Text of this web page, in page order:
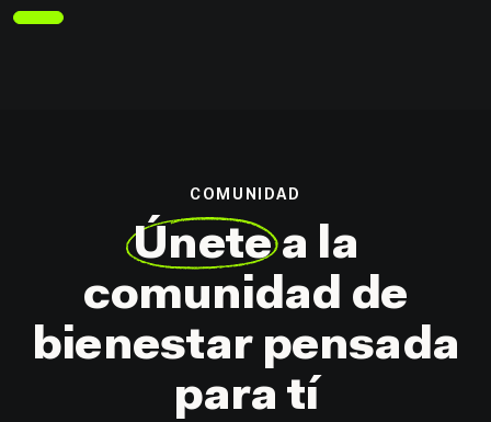
COMUNIDAD
Únetea la
comunidad de
bienestar pensada
para tí